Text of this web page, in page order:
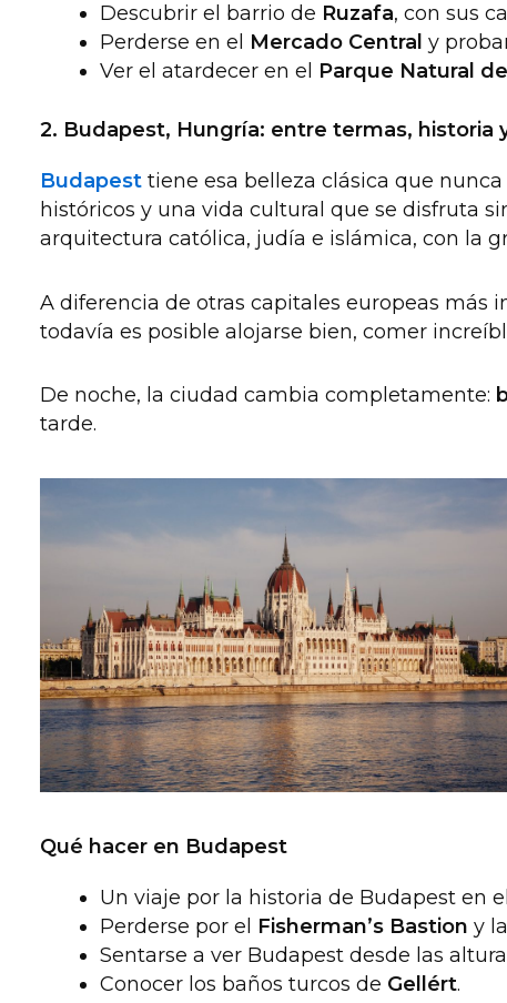
Descubrir el barrio de Ruzafa, con sus
Perderse en el Mercado Central y
Ver el atardecer en el Parque Natural
2. Budapest, Hungría: entre termas, historia
Budapesttiene esa belleza clásica que nunca
históricos y una vida cultural que se disfruta
arquitectura católica, judía e islámica, con la
A diferencia de otras capitales europeas más
todavía es posible alojarse bien, comer
De noche, la ciudad cambia completamente:
tarde.
Qué hacer en Budapest
Un viaje por la historia de Budapest en el
Perderse por el Fisherman’s Bastion y la
Sentarse a ver Budapest desde las
Conocer los baños turcos de Gellért.